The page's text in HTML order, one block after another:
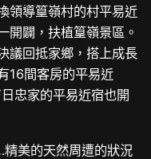
領導篁嶺村的村平易近
開闢，扶植篁嶺景區。
議回抵家鄉，搭上成長
16間客房的平易近
忠家的平易近宿也開
美的天然周遭的狀況